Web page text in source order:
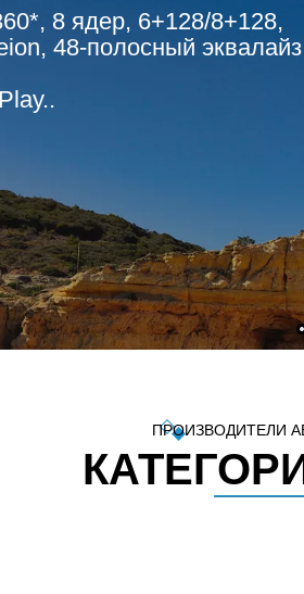
9'/10' андроид
Автомобильный MP3-плеер
Аксессуары
ПРОИЗВОДИТЕЛИ